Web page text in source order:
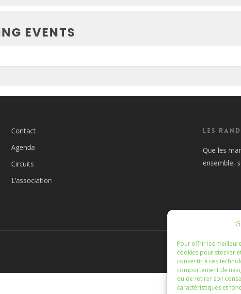
Pour offrir les
cookies pour stocker
consentir à ces
comportement de
ou de retirer son
caractéristiques et
EVENTS
Contact
Agenda
Circuits
L’association
Les
Que les
ensemble,